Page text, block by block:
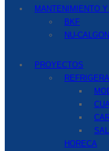
MANTENIMIENTO
BKF
NU-CALGON
PROYECTOS
HORECA